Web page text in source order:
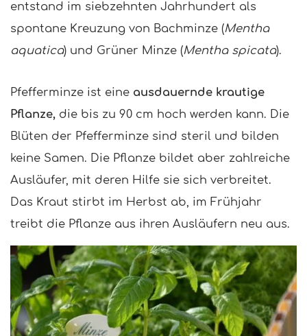
entstand im siebzehnten Jahrhundert als
spontane Kreuzung von Bachminze (Mentha
aquatica) und Grüner Minze (Mentha spicata).
Pfefferminze ist eine ausdauernde krautige
Pflanze, die bis zu 90 cm hoch werden kann. Die
Blüten der Pfefferminze sind steril und bilden
keine Samen. Die Pflanze bildet aber zahlreiche
Ausläufer, mit deren Hilfe sie sich verbreitet.
Das Kraut stirbt im Herbst ab, im Frühjahr
treibt die Pflanze aus ihren Ausläufern neu aus.